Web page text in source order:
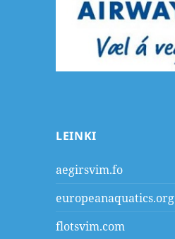
LEINKI
aegirsvim.fo
europeanaquatics.org
flotsvim.com